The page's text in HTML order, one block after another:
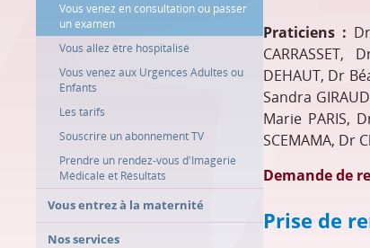
Vous venez en consultation ou passer
un examen
Vous allez être hospitalisé
Vous venez aux Urgences Adultes ou
Enfants
Les tarifs
Souscrire un abonnement TV
Prendre un rendez-vous d'Imagerie
Médicale et Résultats
Vous entrez à la maternité
Nos services
Praticiens :
DEHAUT, Dr
Sandra
Marie PARIS,
SCEMAMA, Dr
Demande de
Prise de